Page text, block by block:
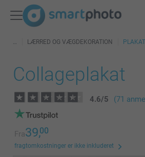
LÆRRED OG VÆGDEKORATION PLAKAT
Collageplakat
4.6/5 (71
Fra39,00
fragtomkostninger er ikke inkluderet